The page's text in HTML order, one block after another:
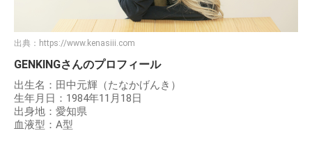
出典： https://www.kenasiii.com
GENKINGさんのプロフィール
出生名：田中元輝（たなかげんき）
生年月日：1984年11月18日
出身地：愛知県
血液型：A型